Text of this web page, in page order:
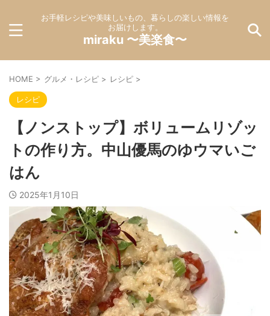
お手軽レシピや美味しいもの、暮らしの楽しい情報を
お届けします。
miraku 〜美楽食〜
HOME > グルメ・レシピ > レシピ >
レシピ
【ノンストップ】ボリュームリゾッ
トの作り方。中山優馬のゆウマいご
はん
2025年1月10日